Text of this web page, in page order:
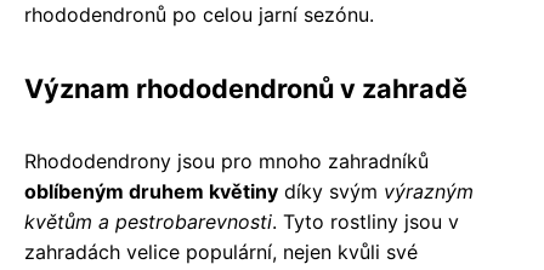
rhododendronů po celou jarní sezónu.
Význam rhododendronů v zahradě
Rhododendrony jsou pro mnoho zahradníků
oblíbeným druhem květiny díky svým výrazným
květům a pestrobarevnosti. Tyto rostliny jsou v
zahradách velice populární, nejen kvůli své